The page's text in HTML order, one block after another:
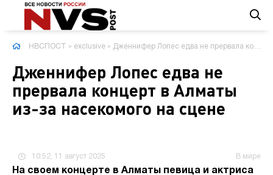
НВСПОСТ » exclusive » Дженнифер Лопес едва не прервала концерт в Алматы из-за насекомого на сцене
Дженнифер Лопес едва не
прервала концерт в Алматы
из-за насекомого на сцене
10:52, 11 август 2025 В мире
На своем концерте в Алматы певица и актриса